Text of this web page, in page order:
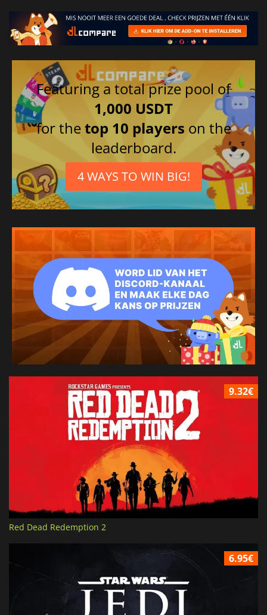
Featuring a total prize pool of
1,000 USDT
for thetop 10 players on the
leaderboard.
4 WAYS TO WIN BIG!
9.32€
Red Dead Redemption 2
6.95€